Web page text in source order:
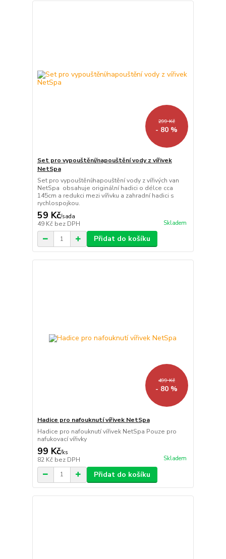
299 Kč
- 80 %
Set pro vypouštění/napouštění vody z vířivek
NetSpa
Set pro vypouštění/napouštění vody z vířivých van
NetSpa obsahuje originální hadici o délce cca
145cm a redukci mezi vířivku a zahradní hadici s
rychlospojkou.
59 Kč/sada
49 Kč bez DPH Skladem
Přidat do košíku
499 Kč
- 80 %
Hadice pro nafouknutí vířivek NetSpa
Hadice pro nafouknutí vířivek NetSpa Pouze pro
nafukovací vířivky
99 Kč/ks
82 Kč bez DPH Skladem
Přidat do košíku